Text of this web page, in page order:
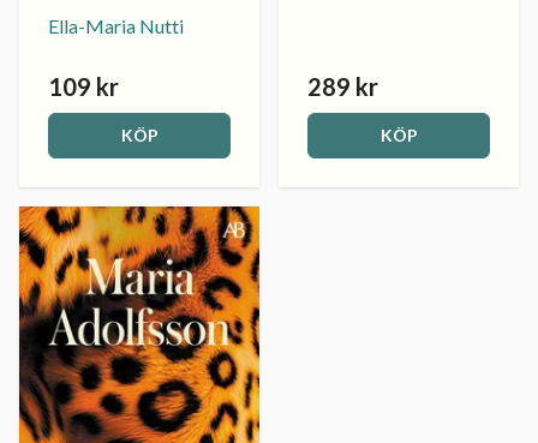
Ella-Maria Nutti
109 kr
KÖP
289 kr
KÖP